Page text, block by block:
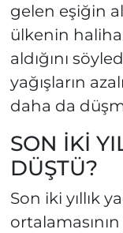
gelen eşiğin
ülkenin
aldığını
yağışların
daha da
SON İKİ
DÜŞTÜ?
Son iki yıllık